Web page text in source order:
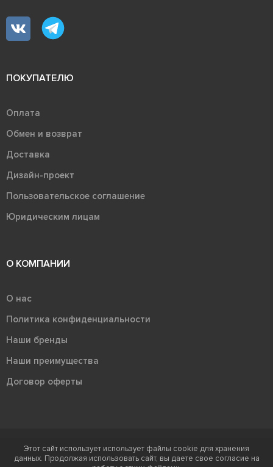
ПОКУПАТЕЛЮ
Оплата
Обмен и возврат
Доставка
Дизайн-проект
Пользовательское соглашение
Юридическим лицам
О КОМПАНИИ
О нас
Политика конфиденциальности
Наши бренды
Наши преимущества
Договор оферты
Терра - территория керамики 2026
Ⓒ Правообладателем товарного знака "Терра" является ООО "Атлас-
Этот сайт использует использует файлы cookie для хранения
данных. Продолжая использовать сайт, вы даете свое согласие на